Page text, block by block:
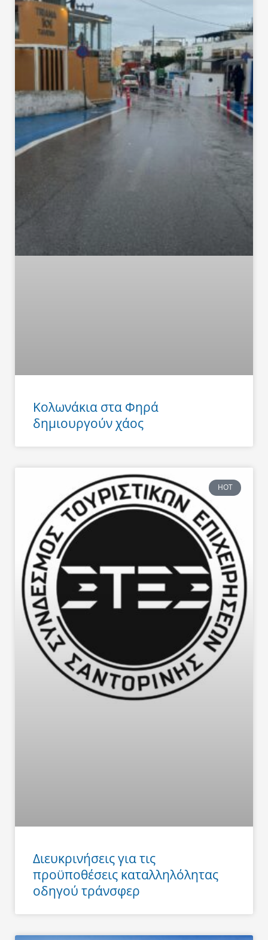
Κολωνάκια στα Φηρά
δημιουργούν χάος
HOT
Διευκρινήσεις για τις
προϋποθέσεις καταλληλόλητας
οδηγού τράνσφερ